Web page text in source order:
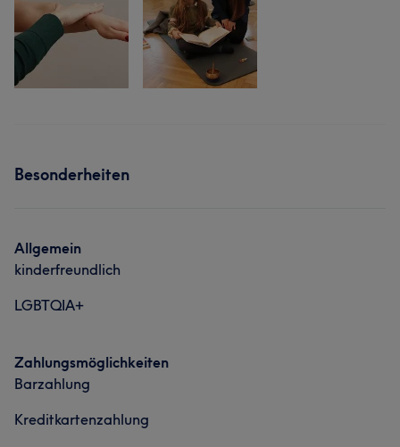
Besonderheiten
Allgemein
kinderfreundlich
LGBTQIA+
Zahlungsmöglichkeiten
Barzahlung
Kreditkartenzahlung